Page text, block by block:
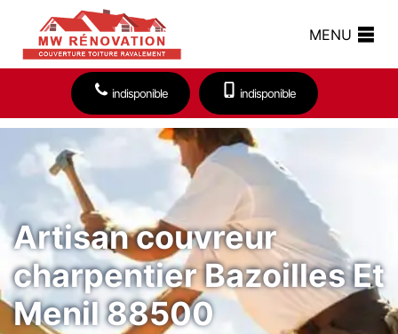
MENU
indisponible indisponible
Artisan couvreur
charpentier Bazoilles Et
Menil 88500